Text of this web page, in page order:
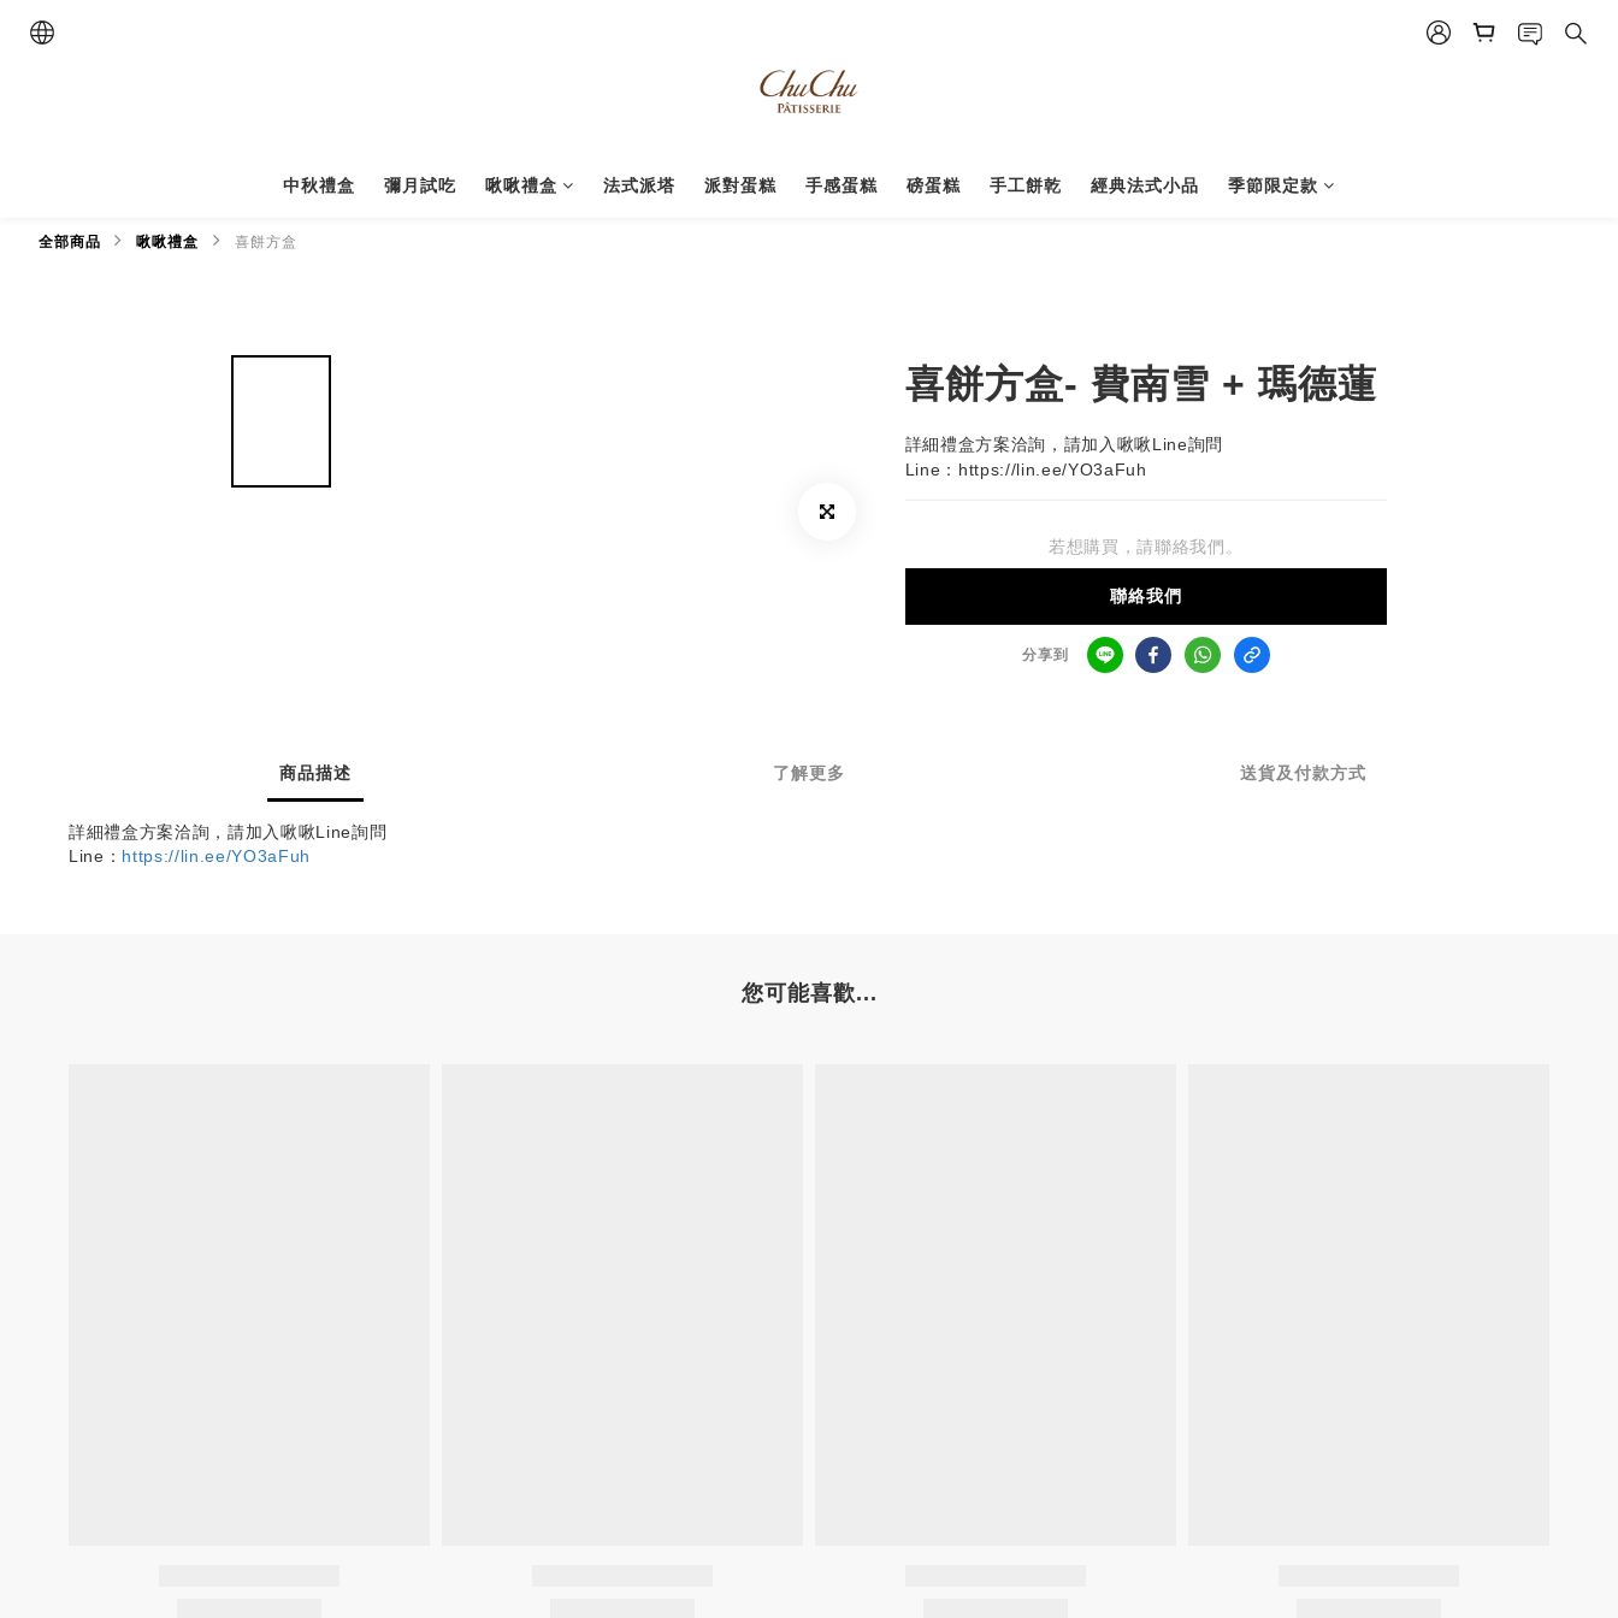
中秋禮盒 彌月試吃 啾啾禮盒 法式派塔 派對蛋糕 手感蛋糕 磅蛋糕 手工餅乾 經典法式小品 季節限定款
全部商品 啾啾禮盒 喜餅方盒
喜餅方盒- 費南雪 + 瑪德蓮
詳細禮盒方案洽詢，請加入啾啾Line詢問
Line：https://lin.ee/YO3aFuh
若想購買，請聯絡我們。
聯絡我們
分享到
商品描述 了解更多 送貨及付款方式
詳細禮盒方案洽詢，請加入啾啾Line詢問
Line： https://lin.ee/YO3aFuh
您可能喜歡...